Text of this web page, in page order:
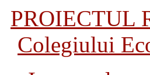
PROIECTUL
Colegiului